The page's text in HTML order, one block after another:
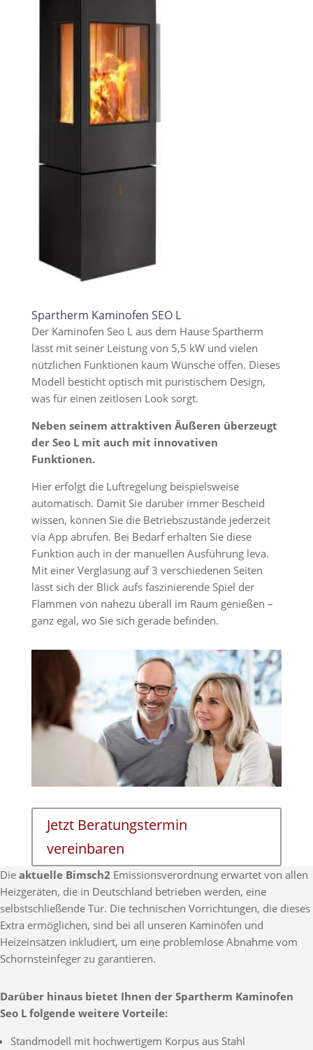
Spartherm Kaminofen SEO L
Der Kaminofen Seo L aus dem Hause Spartherm
lässt mit seiner Leistung von 5,5 kW und vielen
nützlichen Funktionen kaum Wünsche offen. Dieses
Modell besticht optisch mit puristischem Design,
was für einen zeitlosen Look sorgt.
Neben seinem attraktiven Äußeren überzeugt
der Seo L mit auch mit innovativen
Funktionen.
Hier erfolgt die Luftregelung beispielsweise
automatisch. Damit Sie darüber immer Bescheid
wissen, können Sie die Betriebszustände jederzeit
via App abrufen. Bei Bedarf erhalten Sie diese
Funktion auch in der manuellen Ausführung leva.
Mit einer Verglasung auf 3 verschiedenen Seiten
lässt sich der Blick aufs faszinierende Spiel der
Flammen von nahezu überall im Raum genießen –
ganz egal, wo Sie sich gerade befinden.
Jetzt Beratungstermin
vereinbaren
Die aktuelle Bimsch2 Emissionsverordnung erwartet von allen
Heizgeräten, die in Deutschland betrieben werden, eine
selbstschließende Tür. Die technischen Vorrichtungen, die dieses
Extra ermöglichen, sind bei all unseren Kaminöfen und
Heizeinsätzen inkludiert, um eine problemlose Abnahme vom
Schornsteinfeger zu garantieren.
Darüber hinaus bietet Ihnen der Spartherm Kaminofen
Seo L folgende weitere Vorteile:
Standmodell mit hochwertigem Korpus aus Stahl